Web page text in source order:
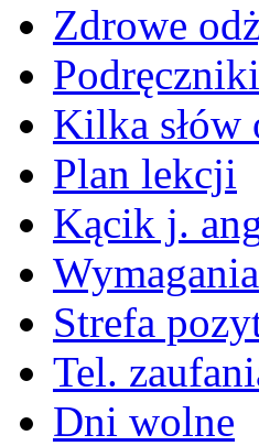
Zdrowe
Kilka słów
Plan lekcji
Kącik j.
Wymagania
Strefa
Tel.
Dni wolne